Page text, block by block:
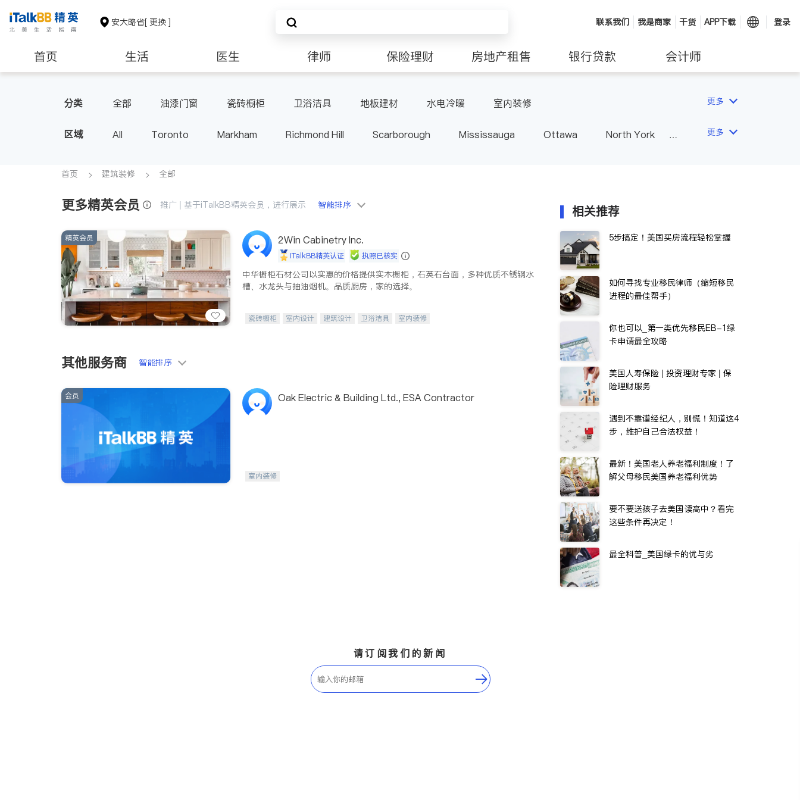
安大略省[ 更换 ] 联系我们 我是商家 干货 APP下载 登录
首页 生活 医生 律师 保险理财 房地产租售 银行贷款 会计师
分类 全部 油漆门窗 瓷砖橱柜 卫浴洁具 地板建材 水电冷暖 室内装修 更多
区域 All Toronto Markham Richmond Hill Scarborough Mississauga Ottawa
North York
Aurora
Stouffville
更多
首页 建筑装修 全部
更多精英会员 推广 | 基于iTalkBB精英会员，进行展示 智能排序
精英会员 2Win Cabinetry Inc.
iTalkBB精英认证 执照已核实
中华橱柜石材公司以实惠的价格提供实木橱柜，石英石台面，多种优质不锈钢水
槽、水龙头与抽油烟机。品质厨房，家的选择。
瓷砖橱柜 室内设计 建筑设计 卫浴洁具 室内装修
其他服务商 智能排序
会员 Oak Electric & Building Ltd., ESA Contractor
室内装修
相关推荐
5步搞定！美国买房流程轻松掌握
如何寻找专业移民律师（缩短移民
进程的最佳帮手）
你也可以_第一类优先移民EB-1绿
卡申请最全攻略
美国人寿保险 | 投资理财专家 | 保
险理财服务
遇到不靠谱经纪人，别慌！知道这4
步，维护自己合法权益！
最新！美国老人养老福利制度！了
解父母移民美国养老福利优势
要不要送孩子去美国读高中？看完
这些条件再决定！
最全科普_美国绿卡的优与劣
请订阅我们的新闻